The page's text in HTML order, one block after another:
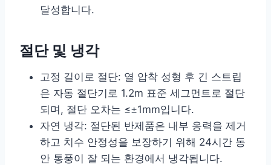
달성합니다.
절단 및 냉각
고정 길이로 절단: 열 압착 성형 후 긴 스트립
은 자동 절단기로 1.2m 표준 세그먼트로 절단
되며, 절단 오차는 ≤±1mm입니다.
자연 냉각: 절단된 반제품은 내부 응력을 제거
하고 치수 안정성을 보장하기 위해 24시간 동
안 통풍이 잘 되는 환경에서 냉각됩니다.